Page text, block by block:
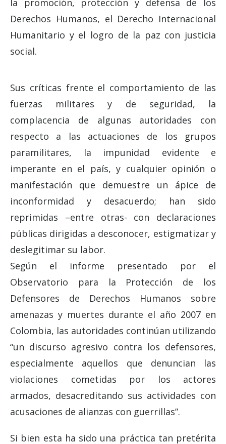
la promoción, protección y defensa de los
Derechos Humanos, el Derecho Internacional
Humanitario y el logro de la paz con justicia
social.
Sus críticas frente el comportamiento de las
fuerzas militares y de seguridad, la
complacencia de algunas autoridades con
respecto a las actuaciones de los grupos
paramilitares, la impunidad evidente e
imperante en el país, y cualquier opinión o
manifestación que demuestre un ápice de
inconformidad y desacuerdo; han sido
reprimidas –entre otras- con declaraciones
públicas dirigidas a desconocer, estigmatizar y
deslegitimar su labor.
Según el informe presentado por el
Observatorio para la Protección de los
Defensores de Derechos Humanos sobre
amenazas y muertes durante el año 2007 en
Colombia, las autoridades continúan utilizando
“un discurso agresivo contra los defensores,
especialmente aquellos que denuncian las
violaciones cometidas por los actores
armados, desacreditando sus actividades con
acusaciones de alianzas con guerrillas”.
Si bien esta ha sido una práctica tan pretérita